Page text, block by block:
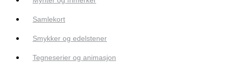
Samlekort
Smykker og edelstener
Tegneserier og animasjon